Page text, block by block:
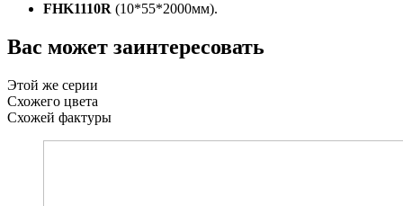
FHK1110R (10*55*2000мм).
Вас может заинтересовать
Этой же серии
Схожего цвета
Схожей фактуры